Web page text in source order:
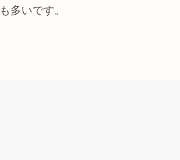
多いです。